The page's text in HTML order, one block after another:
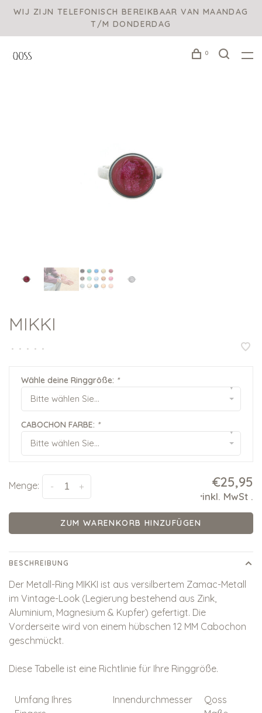
WIJ ZIJN TELEFONISCH BEREIKBAAR VAN MAANDAG
T/M DONDERDAG
0
MIKKI
• • • • •
Wähle deine Ringgröße: *
Bitte wählen Sie...
▾
CABOCHON FARBE: *
Bitte wählen Sie...
▾
Menge: +
- €25,95
*inkl. MwSt .
ZUM WARENKORB HINZUFÜGEN
BESCHREIBUNG
Der Metall-Ring MIKKI ist aus versilbertem Zamac-Metall
im Vintage-Look (Legierung bestehend aus Zink,
Aluminium, Magnesium & Kupfer) gefertigt. Die
Vorderseite wird von einem hübschen 12 MM Cabochon
geschmückt.
Diese Tabelle ist eine Richtlinie für Ihre Ringgröße.
Umfang Ihres
Innendurchmesser
Qoss